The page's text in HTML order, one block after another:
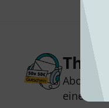
einen von